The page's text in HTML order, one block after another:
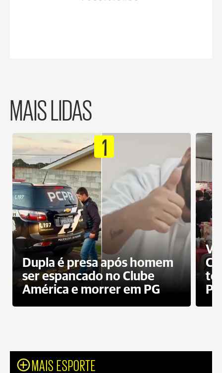
MAIS LIDAS
1
Dupla é presa após homem
ser espancado no Clube
América e morrer em PG
PG
MAIS ESPORTE